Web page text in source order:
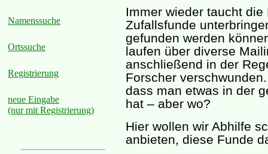
Namenssuche
Ortssuche
Registrierung
neue Eingabe
(nur mit Registrierung)
Immer wieder taucht
Zufallsfunde
gefunden werden
laufen über diverse
anschließend in der
Forscher
dass man etwas in der
hat – aber wo?
Hier wollen wir Abhilfe
anbieten, diese Funde